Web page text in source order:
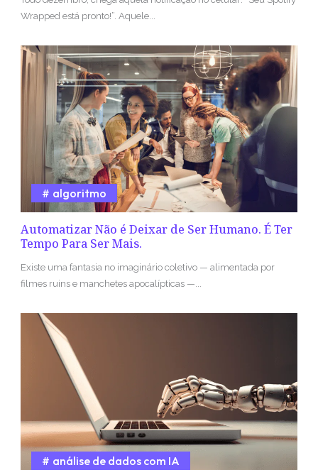
Wrapped está pronto!”. Aquele...
Automatizar Não é Deixar de Ser Humano. É Ter
Tempo Para Ser Mais.
algoritmo
Existe uma fantasia no imaginário coletivo — alimentada por
filmes ruins e manchetes apocalípticas —...
análise de dados com IA